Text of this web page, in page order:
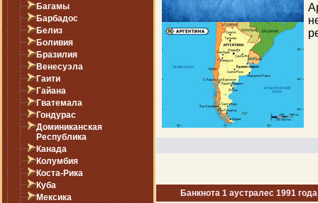
Багамы
Барбадос
Белиз
Боливия
Бразилия
Венесуэла
Гаити
Гайана
Гватемала
Гондурас
Доминиканская
Республика
Канада
Колумбия
Коста-Рика
Куба
Мексика
Банкнота 1 аустралес 1991